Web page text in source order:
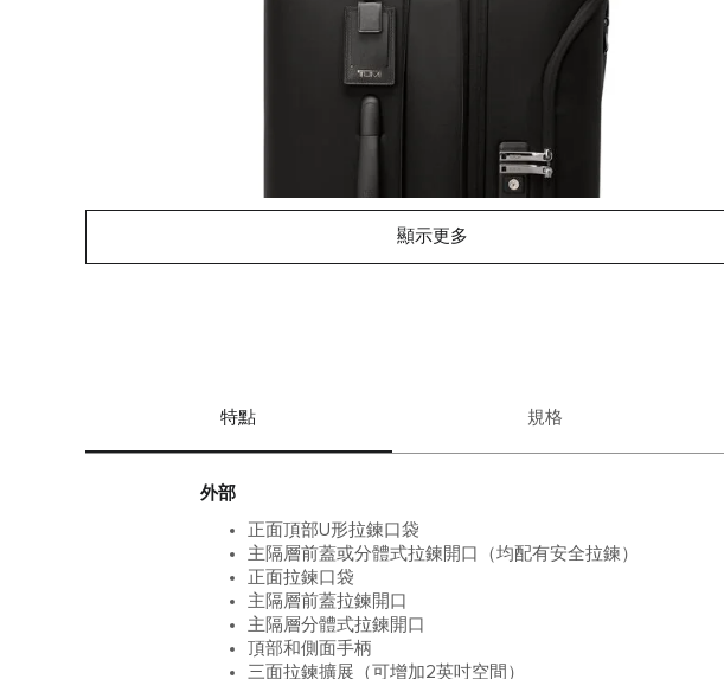
顯示更多
特點 規格
外部
正面頂部U形拉鍊口袋
主隔層前蓋或分體式拉鍊開口（均配有安全拉鍊）
正面拉鍊口袋
主隔層前蓋拉鍊開口
主隔層分體式拉鍊開口
頂部和側面手柄
三面拉鍊擴展（可增加2英吋空間）